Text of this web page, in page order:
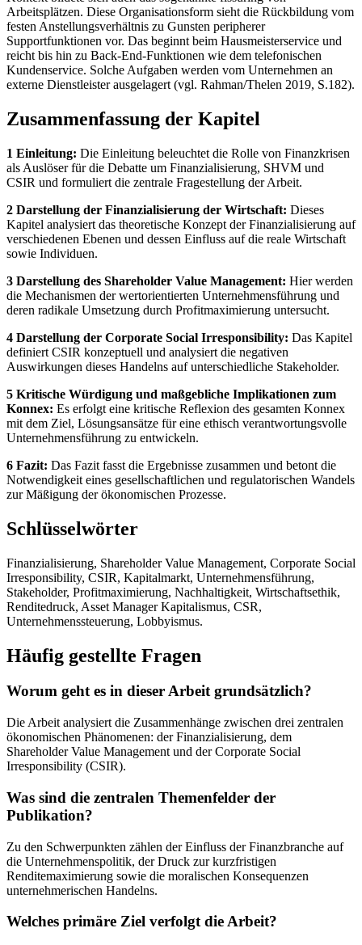
Arbeitsplätzen. Diese Organisationsform sieht die Rückbildung vom
festen Anstellungsverhältnis zu Gunsten peripherer
Supportfunktionen vor. Das beginnt beim Hausmeisterservice und
reicht bis hin zu Back-End-Funktionen wie dem telefonischen
Kundenservice. Solche Aufgaben werden vom Unternehmen an
externe Dienstleister ausgelagert (vgl. Rahman/Thelen 2019, S.182).
Zusammenfassung der Kapitel
1 Einleitung: Die Einleitung beleuchtet die Rolle von Finanzkrisen
als Auslöser für die Debatte um Finanzialisierung, SHVM und
CSIR und formuliert die zentrale Fragestellung der Arbeit.
2 Darstellung der Finanzialisierung der Wirtschaft: Dieses
Kapitel analysiert das theoretische Konzept der Finanzialisierung auf
verschiedenen Ebenen und dessen Einfluss auf die reale Wirtschaft
sowie Individuen.
3 Darstellung des Shareholder Value Management: Hier werden
die Mechanismen der wertorientierten Unternehmensführung und
deren radikale Umsetzung durch Profitmaximierung untersucht.
4 Darstellung der Corporate Social Irresponsibility: Das Kapitel
definiert CSIR konzeptuell und analysiert die negativen
Auswirkungen dieses Handelns auf unterschiedliche Stakeholder.
5 Kritische Würdigung und maßgebliche Implikationen zum
Konnex: Es erfolgt eine kritische Reflexion des gesamten Konnex
mit dem Ziel, Lösungsansätze für eine ethisch verantwortungsvolle
Unternehmensführung zu entwickeln.
6 Fazit: Das Fazit fasst die Ergebnisse zusammen und betont die
Notwendigkeit eines gesellschaftlichen und regulatorischen Wandels
zur Mäßigung der ökonomischen Prozesse.
Schlüsselwörter
Finanzialisierung, Shareholder Value Management, Corporate Social
Irresponsibility, CSIR, Kapitalmarkt, Unternehmensführung,
Stakeholder, Profitmaximierung, Nachhaltigkeit, Wirtschaftsethik,
Renditedruck, Asset Manager Kapitalismus, CSR,
Unternehmenssteuerung, Lobbyismus.
Häufig gestellte Fragen
Worum geht es in dieser Arbeit grundsätzlich?
Die Arbeit analysiert die Zusammenhänge zwischen drei zentralen
ökonomischen Phänomenen: der Finanzialisierung, dem
Shareholder Value Management und der Corporate Social
Irresponsibility (CSIR).
Was sind die zentralen Themenfelder der
Publikation?
Zu den Schwerpunkten zählen der Einfluss der Finanzbranche auf
die Unternehmenspolitik, der Druck zur kurzfristigen
Renditemaximierung sowie die moralischen Konsequenzen
unternehmerischen Handelns.
Welches primäre Ziel verfolgt die Arbeit?